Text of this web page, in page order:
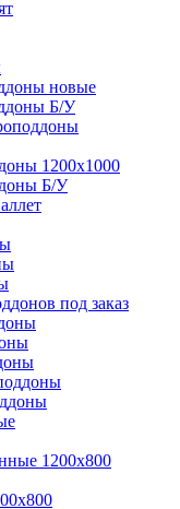
новые
Б/У
1200х1000
Б/У
под заказ
1200х800